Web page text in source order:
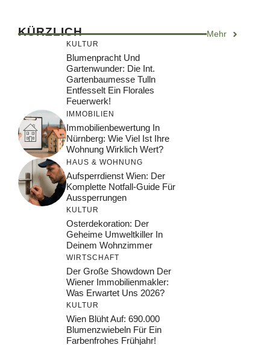
KÜRZLICH Mehr
KULTUR
Blumenpracht Und
Gartenwunder: Die Int.
Gartenbaumesse Tulln
Entfesselt Ein Florales
Feuerwerk!
IMMOBILIEN
Immobilienbewertung In
Nürnberg: Wie Viel Ist Ihre
Wohnung Wirklich Wert?
HAUS & WOHNUNG
Aufsperrdienst Wien: Der
Komplette Notfall-Guide Für
Aussperrungen
KULTUR
Osterdekoration: Der
Geheime Umweltkiller In
Deinem Wohnzimmer
WIRTSCHAFT
Der Große Showdown Der
Wiener Immobilienmakler:
Was Erwartet Uns 2026?
KULTUR
Wien Blüht Auf: 690.000
Blumenzwiebeln Für Ein
Farbenfrohes Frühjahr!